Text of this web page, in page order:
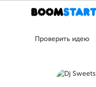
Проверить идею